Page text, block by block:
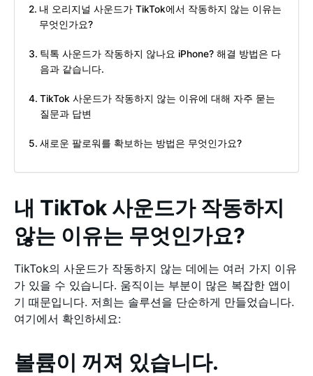
내 오리지널 사운드가 TikTok에서 작동하지 않는 이유는
무엇인가요?
틱톡 사운드가 작동하지 않나요 iPhone? 해결 방법은 다
음과 같습니다.
TikTok 사운드가 작동하지 않는 이유에 대해 자주 묻는
질문과 답변
새로운 팔로워를 확보하는 방법은 무엇인가요?
내 TikTok 사운드가 작동하지
않는 이유는 무엇인가요?
TikTok의 사운드가 작동하지 않는 데에는 여러 가지 이유
가 있을 수 있습니다. 움직이는 부분이 많은 복잡한 앱이
기 때문입니다. 저희는 솔루션을 단순하게 만들었습니다.
여기에서 확인하세요:
볼륨이 꺼져 있습니다.